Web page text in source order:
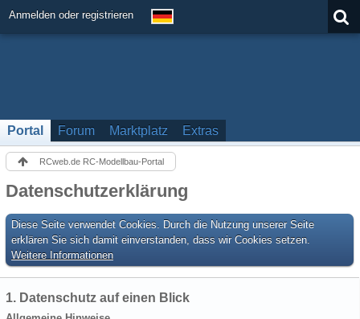
Anmelden oder registrieren
Portal Forum Marktplatz Extras
RCweb.de RC-Modellbau-Portal
Datenschutzerklärung
Diese Seite verwendet Cookies. Durch die Nutzung unserer Seite
erklären Sie sich damit einverstanden, dass wir Cookies setzen.
Weitere Informationen
1. Datenschutz auf einen Blick